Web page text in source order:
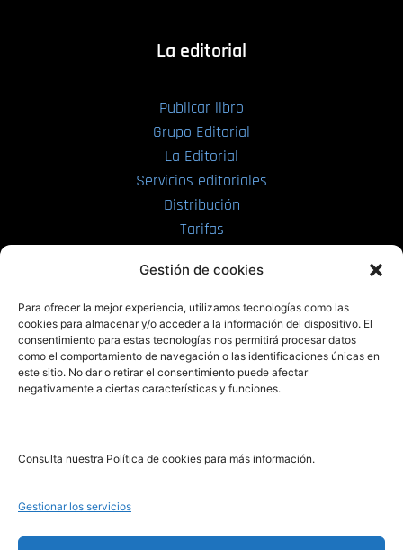
Gestión de cookies
Para ofrecer la mejor experiencia, utilizamos tecnologías como las
cookies para almacenar y/o acceder a la información del dispositivo. El
consentimiento para estas tecnologías nos permitirá procesar datos
como el comportamiento de navegación o las identificaciones únicas en
este sitio. No dar o retirar el consentimiento puede afectar
negativamente a ciertas características y funciones.
Consulta nuestra Política de cookies para más información.
Gestionar los servicios
La editorial
Publicar libro
Grupo Editorial
La Editorial
Servicios editoriales
Distribución
Tarifas
PRL | Films
PRL | Play
PRL | LAB
Noticias